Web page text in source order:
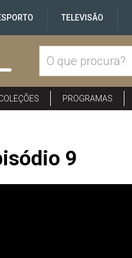
TELEVISÃO
PROGRAMAS
9